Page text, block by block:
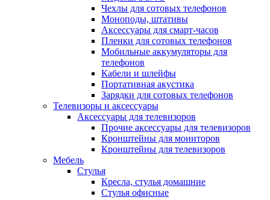
Чехлы для сотовых телефонов
Моноподы, штативы
Аксессуары для смарт-часов
Пленки для сотовых телефонов
Мобильные аккумуляторы для
телефонов
Кабели и шлейфы
Портативная акустика
Зарядки для сотовых телефонов
Телевизоры и аксессуары
Аксессуары для телевизоров
Прочие аксессуары для телевизоров
Кронштейны для мониторов
Кронштейны для телевизоров
Мебель
Стулья
Кресла, стулья домашние
Стулья офисные